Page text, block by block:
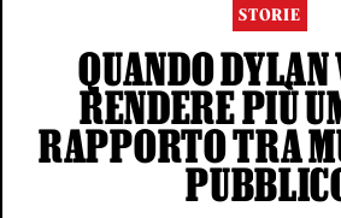
STORIE
QUANDO DYLAN
RENDERE PIÙ
RAPPORTO TRA